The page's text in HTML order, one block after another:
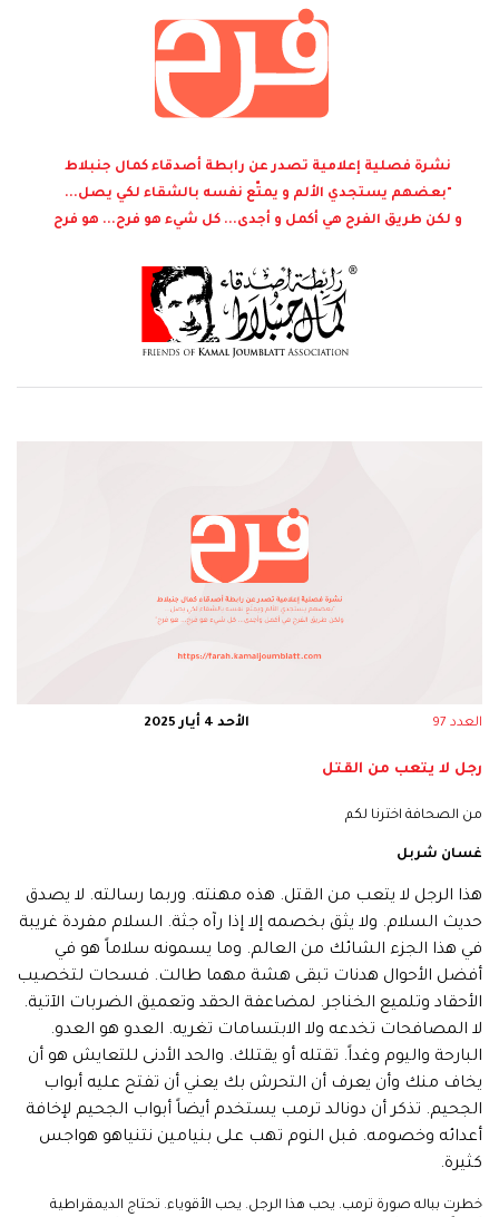
نشرة فصلية إعلامية تصدر عن رابطة أصدقاء كمال جنبلاط
"بعضهم يستجدي الألم و يمتّع نفسه بالشقاء لكي يصل...
و لكن طريق الفرح هي أكمل و أجدى... كل شيء هو فرح... هو فرح
العدد 97 الأحد 4 أيار 2025
رجل لا يتعب من القتل
من الصحافة اخترنا لكم
غسان شربل
هذا الرجل لا يتعب من القتل. هذه مهنته. وربما رسالته. لا يصدق
حديث السلام. ولا يثق بخصمه إلا إذا رآه جثة. السلام مفردة غريبة
في هذا الجزء الشائك من العالم. وما يسمونه سلاماً هو في
أفضل الأحوال هدنات تبقى هشة مهما طالت. فسحات لتخصيب
الأحقاد وتلميع الخناجر. لمضاعفة الحقد وتعميق الضربات الآتية.
لا المصافحات تخدعه ولا الابتسامات تغريه. العدو هو العدو.
البارحة واليوم وغداً. تقتله أو يقتلك. والحد الأدنى للتعايش هو أن
يخاف منك وأن يعرف أن التحرش بك يعني أن تفتح عليه أبواب
الجحيم. تذكر أن دونالد ترمب يستخدم أيضاً أبواب الجحيم لإخافة
أعدائه وخصومه. قبل النوم تهب على بنيامين نتنياهو هواجس
كثيرة.
خطرت بباله صورة ترمب. يحب هذا الرجل. يحب الأقوياء. تحتاج الديمقراطية